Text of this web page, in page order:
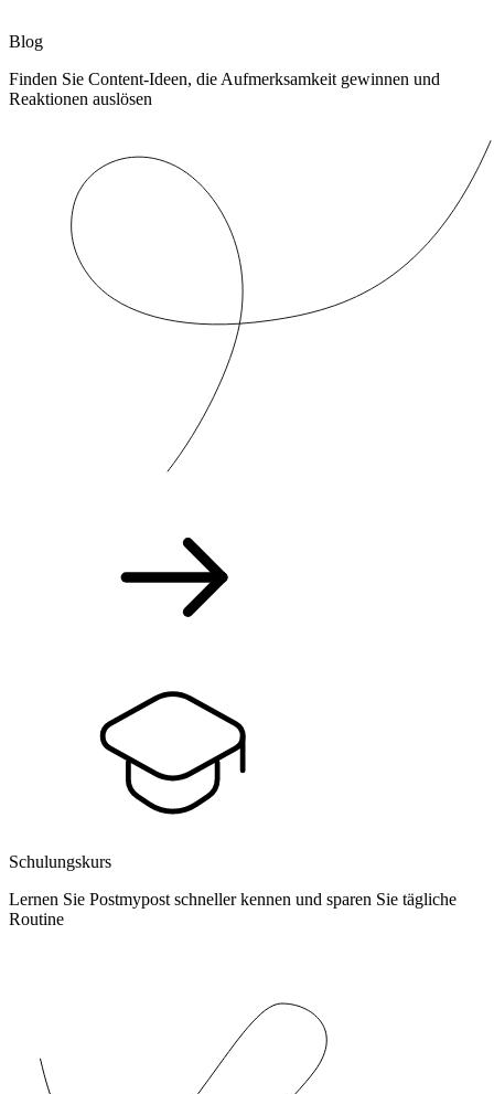
Blog
Finden Sie Content-Ideen, die Aufmerksamkeit gewinnen und
Reaktionen auslösen
Schulungskurs
Lernen Sie Postmypost schneller kennen und sparen Sie tägliche
Routine